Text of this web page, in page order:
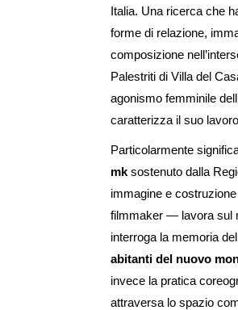
Italia. Una ricerca che
forme di relazione,
composizione
Palestriti di Villa del
agonismo femminile
caratterizza il suo
Particolarmente
mk sostenuto dalla
immagine e
filmmaker — lavora sul
interroga la memoria
abitanti del nuovo
invece la pratica
attraversa lo spazio